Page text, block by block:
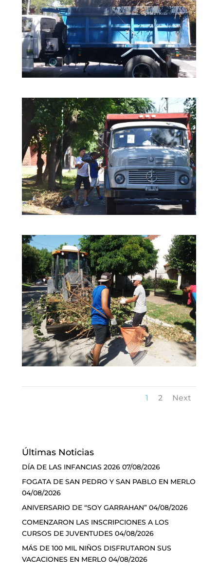
1 2 Next
Últimas Noticias
DÍA DE LAS INFANCIAS 2026 07/08/2026
FOGATA DE SAN PEDRO Y SAN PABLO EN MERLO
04/08/2026
ANIVERSARIO DE “SOY GARRAHAN” 04/08/2026
COMENZARON LAS INSCRIPCIONES A LOS
CURSOS DE JUVENTUDES 04/08/2026
MÁS DE 100 MIL NIÑOS DISFRUTARON SUS
VACACIONES EN MERLO 04/08/2026